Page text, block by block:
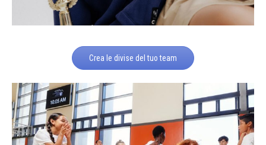
Crea le divise del tuo team